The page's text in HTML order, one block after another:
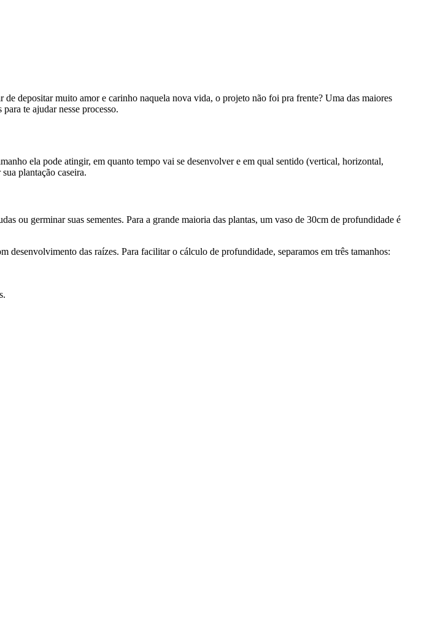
depositar muito amor e carinho naquela nova vida, o projeto não foi pra frente? Uma das maiores
te ajudar nesse processo.
ela pode atingir, em quanto tempo vai se desenvolver e em qual sentido (vertical, horizontal,
plantação caseira.
ou germinar suas sementes. Para a grande maioria das plantas, um vaso de 30cm de profundidade é
das raízes. Para facilitar o cálculo de profundidade, separamos em três tamanhos: